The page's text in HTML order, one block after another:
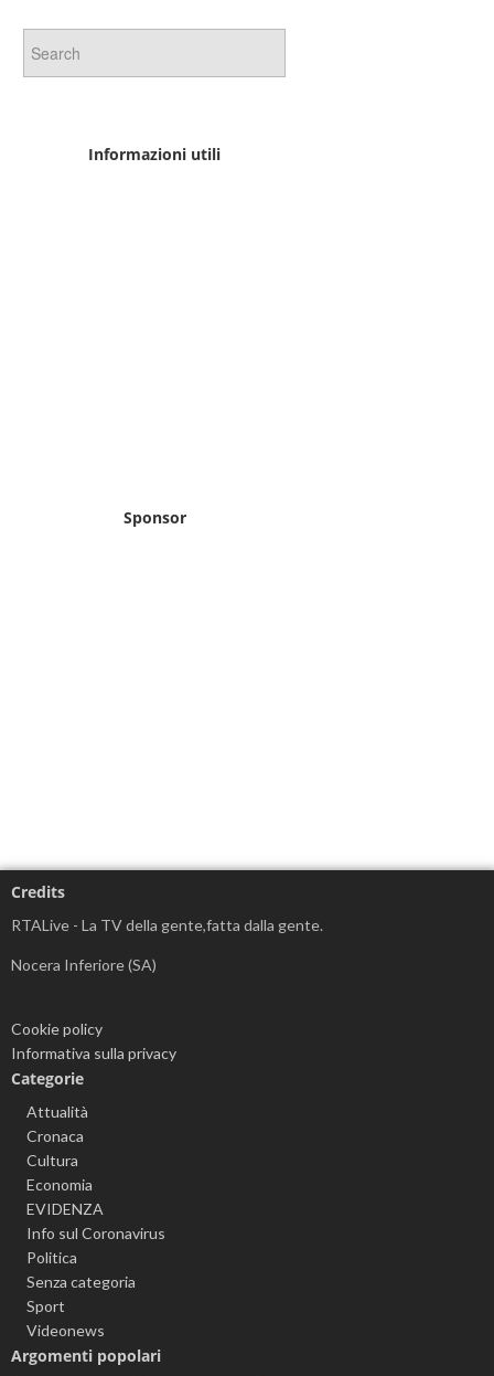
Informazioni utili
Sponsor
Credits
RTALive - La TV della gente,fatta dalla gente.
Nocera Inferiore (SA)
Cookie policy
Informativa sulla privacy
Categorie
Attualità
Cronaca
Cultura
Economia
EVIDENZA
Info sul Coronavirus
Politica
Senza categoria
Sport
Videonews
Argomenti popolari